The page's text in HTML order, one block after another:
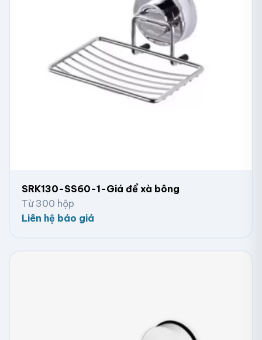
SRK130-SS60-1-Giá để xà bông
Từ 300 hộp
Liên hệ báo giá